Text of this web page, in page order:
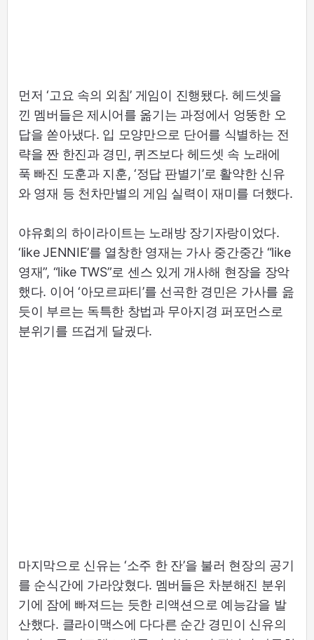
먼저 ‘고요 속의 외침’ 게임이 진행됐다. 헤드셋을
낀 멤버들은 제시어를 옮기는 과정에서 엉뚱한 오
답을 쏟아냈다. 입 모양만으로 단어를 식별하는 전
략을 짠 한진과 경민, 퀴즈보다 헤드셋 속 노래에
푹 빠진 도훈과 지훈, ‘정답 판별기’로 활약한 신유
와 영재 등 천차만별의 게임 실력이 재미를 더했다.
야유회의 하이라이트는 노래방 장기자랑이었다.
‘like JENNIE’를 열창한 영재는 가사 중간중간 “like
영재”, “like TWS”로 센스 있게 개사해 현장을 장악
했다. 이어 ‘아모르파티’를 선곡한 경민은 가사를 읊
듯이 부르는 독특한 창법과 무아지경 퍼포먼스로
분위기를 뜨겁게 달궜다.
마지막으로 신유는 ‘소주 한 잔’을 불러 현장의 공기
를 순식간에 가라앉혔다. 멤버들은 차분해진 분위
기에 잠에 빠져드는 듯한 리액션으로 예능감을 발
산했다. 클라이맥스에 다다른 순간 경민이 신유의